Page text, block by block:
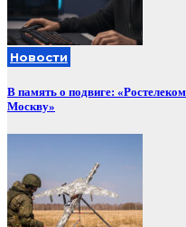
Новости
В память о подвиге:
Москву»